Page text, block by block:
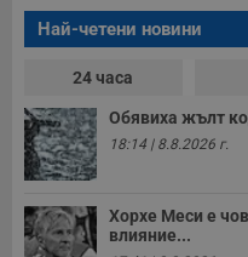
Най-четени новини
24 часа
Обявиха жълт
18:14 | 8.8.2026 г.
Хорхе Меси е
влияние...